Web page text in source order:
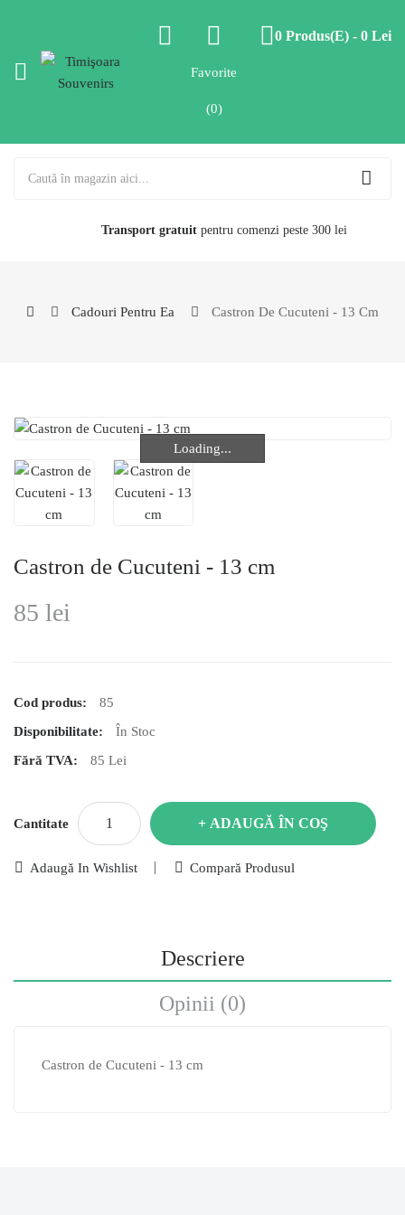
Favorite
(0)
0 Produs(e) - 0 Lei
Transport gratuit pentru comenzi peste 300 lei
Cadouri Pentru Ea Castron De Cucuteni - 13 Cm
Loading...
Loading...
Castron de Cucuteni - 13 cm
85 lei
Cod produs:
85
Disponibilitate:
În Stoc
Fără TVA:
85 Lei
Cantitate ADAUGĂ ÎN COŞ
Adaugă In Wishlist Compară Produsul
Descriere
Opinii (0)
Castron de Cucuteni - 13 cm